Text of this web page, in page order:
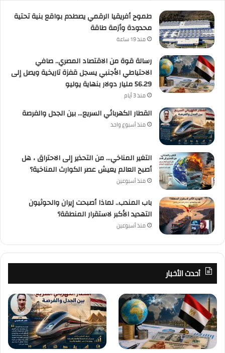
طموح أفريقيا الرقمي يصطدم بواقع بنية تحتية
محدودة وأزمة طاقة
منذ 19 ساعة
رسالة قوة من الاقتصاد المصري.. صافي
الاحتياطي الأجنبي يسجل قفزة تاريخية ويصل إلى
56.29 مليار دولار بنهاية يوليو
منذ 3 أيام
القطار الكهربائي السريع… بين الجدل والفرصة
منذ أسبوع واحد
التغير المناخي… من التحذير إلى الاحتراق ، هل
أصبح العالم يعيش عصر الكوارث المناخية؟
منذ أسبوعين
باب المندب.. لماذا أصبحت إيران والحوثيون
التهديد الأكبر لاستقرار المنطقة؟
منذ أسبوعين
أحدث الأخبار